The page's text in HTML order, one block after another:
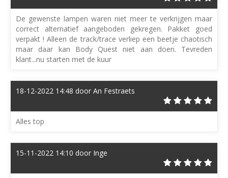
De gewenste lampen waren niet meer te verkrijgen maar
correct alternatief aangeboden gekregen. Pakket goed
verpakt ! Alleen de track/trace verliep een beetje chaotisch
maar daar kan Body Quest niet aan doen. Tevreden
klant...nu starten met de kuur
18-12-2022 14:48 door An Festraets
Alles top
15-11-2022 14:10 door Inge